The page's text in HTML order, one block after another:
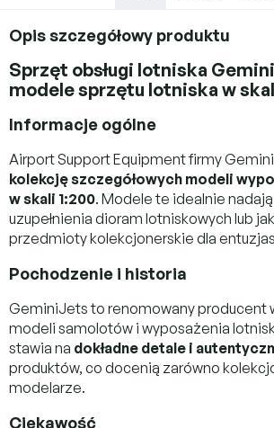
Opis szczegółowy produktu
Sprzęt obsługi lotniska
modele sprzętu lotniska w
Informacje ogólne
Airport Support Equipment firmy
kolekcję szczegółowych modeli
w skali 1:200. Modele te idealnie
uzupełnienia dioram lotniskowych lub
przedmioty kolekcjonerskie dla
Pochodzenie i historia
GeminiJets to renomowany producent
modeli samolotów i wyposażenia
stawia na dokładne detale i
produktów, co docenią zarówno
modelarze.
Ciekawość